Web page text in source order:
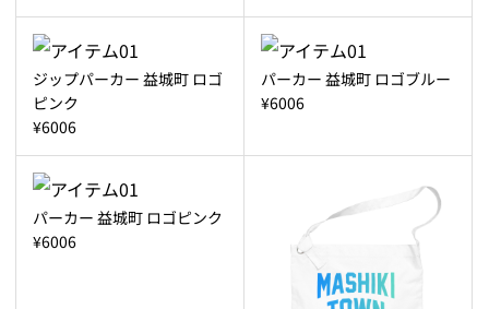
ジップパーカー 益城町 ロゴ
ピンク
¥6006
パーカー 益城町 ロゴブルー
¥6006
パーカー 益城町 ロゴピンク
¥6006